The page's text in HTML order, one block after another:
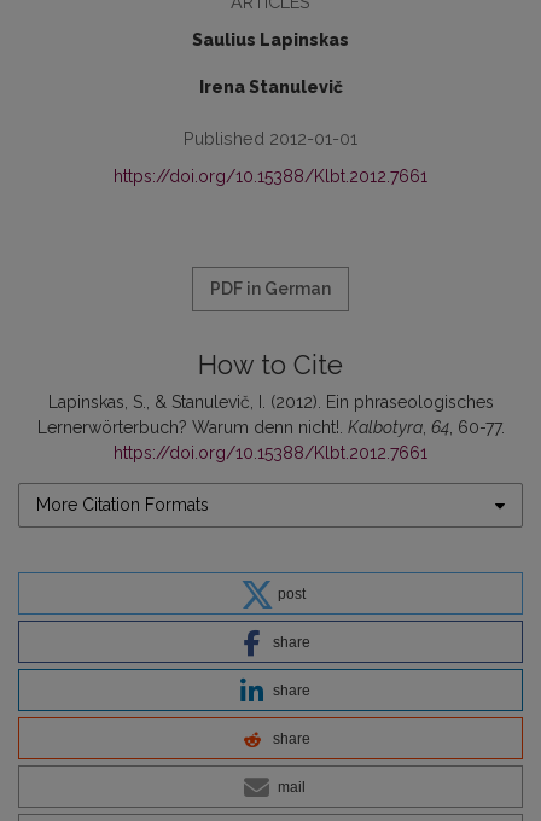
Saulius Lapinskas
Irena Stanulevič
Published 2012-01-01
https://doi.org/10.15388/Klbt.2012.7661
PDF in German
How to Cite
Lapinskas, S., & Stanulevič, I. (2012). Ein phraseologisches
Lernerwörterbuch? Warum denn nicht!. Kalbotyra, 64, 60-77.
https://doi.org/10.15388/Klbt.2012.7661
More Citation Formats
post
share
share
share
mail